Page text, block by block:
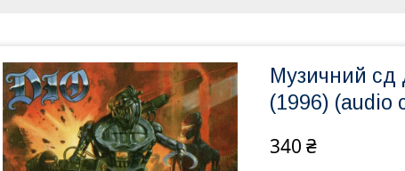
Музичний сд
(1996) (audio
340 ₴